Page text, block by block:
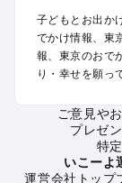
渋谷・原宿・恵
池袋・赤羽・王
新宿・高田馬場
銀座・丸の内・
小金井・小平・
府中・調布・狛
青梅・奥多摩の
蒲田・大森・羽
子どもとお出か
でかけ情報、東
報、東京のおで
り・幸せを願っ
ご意見や
プレゼ
特
いこーよ
運営会社トップ